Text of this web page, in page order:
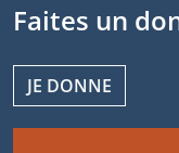
Faites un
JE DONNE